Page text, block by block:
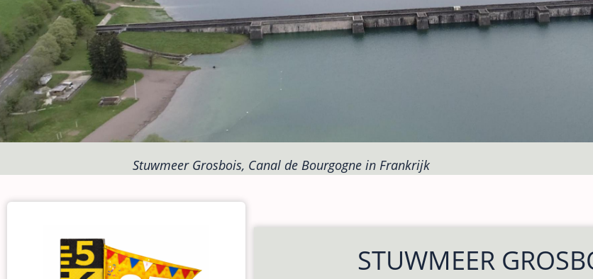
Stuwmeer Grosbois, Canal de Bourgogne in Frankrijk
STUWMEER